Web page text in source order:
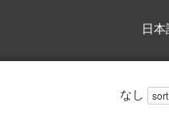
日
なし sort